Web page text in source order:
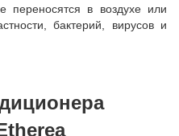
переносятся в воздухе или
бактерий, вирусов и